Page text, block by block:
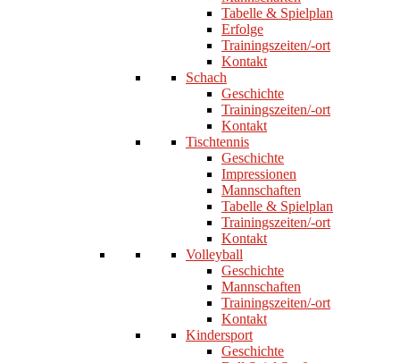
Tabelle & Spielplan
Erfolge
Trainingszeiten/-ort
Kontakt
Schach
Geschichte
Trainingszeiten/-ort
Kontakt
Tischtennis
Geschichte
Impressionen
Mannschaften
Tabelle & Spielplan
Trainingszeiten/-ort
Kontakt
Volleyball
Geschichte
Mannschaften
Trainingszeiten/-ort
Kontakt
Kindersport
Geschichte